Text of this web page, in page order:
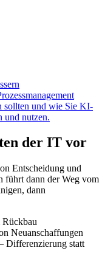
sollten und wie Sie KI-
und nutzen.
der IT vor
Entscheidung und
führt dann der Weg vom
dann
Neuanschaffungen
Differenzierung statt